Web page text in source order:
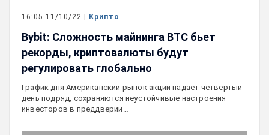
16:05 11/10/22 | Крипто
Bybit: Сложность майнинга BTC бьет
рекорды, криптовалюты будут
регулировать глобально
График дня Американский рынок акций падает четвертый
день подряд, сохраняются неустойчивые настроения
инвесторов в преддверии…